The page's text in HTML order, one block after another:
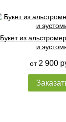
Букет из
и
от 2 900